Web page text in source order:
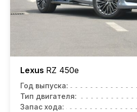
Lexus RZ 450е
Год выпуска:
Тип двигателя:
Запас хода: